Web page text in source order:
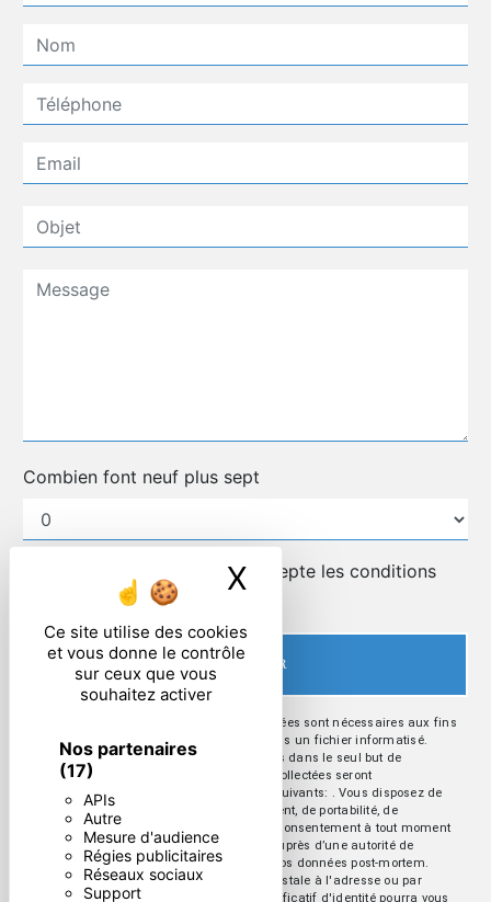
Ce site utilise des cookies
et vous donne le contrôle
sur ceux que vous
souhaitez activer
Nos partenaires
(17)
APIs
Autre
Mesure d'audience
Régies publicitaires
Réseaux sociaux
Support
X Masquer le
Combien font neuf plus sept
En cochant cette case, j'accepte les conditions
particulières ci-dessous **
ENVOYER
** Les données personnelles communiquées sont nécessaires aux fins
de vous contacter et sont enregistrées dans un fichier informatisé.
Elles sont destinées à et ses sous-traitants dans le seul but de
répondre à votre message. Les données collectées seront
communiquées aux seuls destinataires suivants: . Vous disposez de
droits d’accès, de rectification, d’effacement, de portabilité, de
limitation, d’opposition, de retrait de votre consentement à tout moment
et du droit d’introduire une réclamation auprès d’une autorité de
contrôle, ainsi que d’organiser le sort de vos données post-mortem.
Vous pouvez exercer ces droits par voie postale à l'adresse ou par
courrier électronique à l'adresse . Un justificatif d'identité pourra vous